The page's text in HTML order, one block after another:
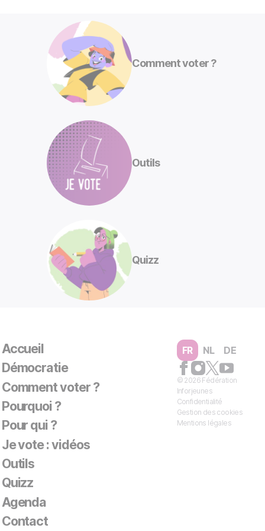
Comment voter ?
Outils
Quizz
Accueil
Démocratie
Comment voter ?
Pourquoi ?
Pour qui ?
Je vote : vidéos
Outils
Quizz
Agenda
Contact
FR NL DE
© 2026 Fédération
Inforjeunes
Confidentialité
Gestion des cookies
Mentions légales